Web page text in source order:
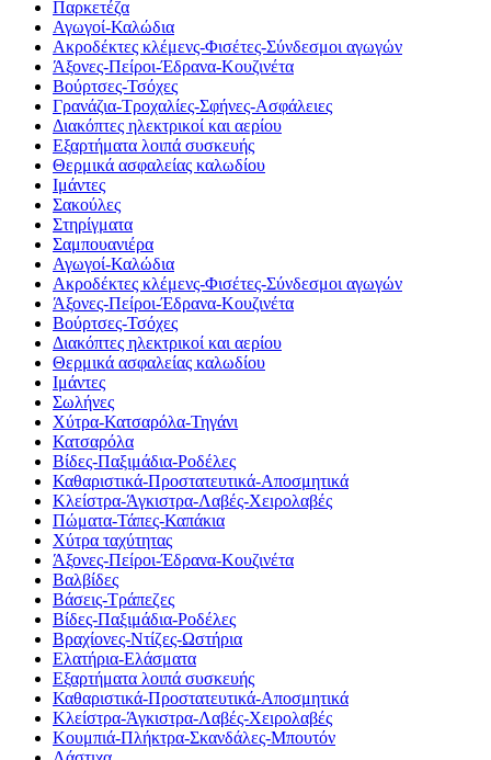
Παρκετέζα
Αγωγοί-Καλώδια
Ακροδέκτες κλέμενς-Φισέτες-Σύνδεσμοι αγωγών
Άξονες-Πείροι-Έδρανα-Κουζινέτα
Βούρτσες-Τσόχες
Γρανάζια-Τροχαλίες-Σφήνες-Ασφάλειες
Διακόπτες ηλεκτρικοί και αερίου
Εξαρτήματα λοιπά συσκευής
Θερμικά ασφαλείας καλωδίου
Ιμάντες
Σακούλες
Στηρίγματα
Σαμπουανιέρα
Αγωγοί-Καλώδια
Ακροδέκτες κλέμενς-Φισέτες-Σύνδεσμοι αγωγών
Άξονες-Πείροι-Έδρανα-Κουζινέτα
Βούρτσες-Τσόχες
Διακόπτες ηλεκτρικοί και αερίου
Θερμικά ασφαλείας καλωδίου
Ιμάντες
Σωλήνες
Χύτρα-Κατσαρόλα-Τηγάνι
Κατσαρόλα
Βίδες-Παξιμάδια-Ροδέλες
Καθαριστικά-Προστατευτικά-Αποσμητικά
Κλείστρα-Άγκιστρα-Λαβές-Χειρολαβές
Πώματα-Τάπες-Καπάκια
Χύτρα ταχύτητας
Άξονες-Πείροι-Έδρανα-Κουζινέτα
Βαλβίδες
Βάσεις-Τράπεζες
Βίδες-Παξιμάδια-Ροδέλες
Βραχίονες-Ντίζες-Ωστήρια
Ελατήρια-Ελάσματα
Εξαρτήματα λοιπά συσκευής
Καθαριστικά-Προστατευτικά-Αποσμητικά
Κλείστρα-Άγκιστρα-Λαβές-Χειρολαβές
Κουμπιά-Πλήκτρα-Σκανδάλες-Μπουτόν